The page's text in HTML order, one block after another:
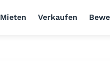
Mieten Verkaufen